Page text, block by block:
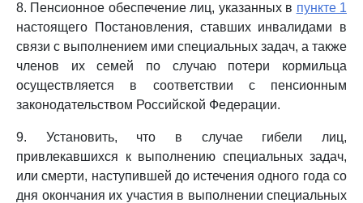
8. Пенсионное обеспечение лиц, указанных в пункте 1
настоящего Постановления, ставших инвалидами в
связи с выполнением ими специальных задач, а также
членов их семей по случаю потери кормильца
осуществляется в соответствии с пенсионным
законодательством Российской Федерации.
9. Установить, что в случае гибели лиц,
привлекавшихся к выполнению специальных задач,
или смерти, наступившей до истечения одного года со
дня окончания их участия в выполнении специальных